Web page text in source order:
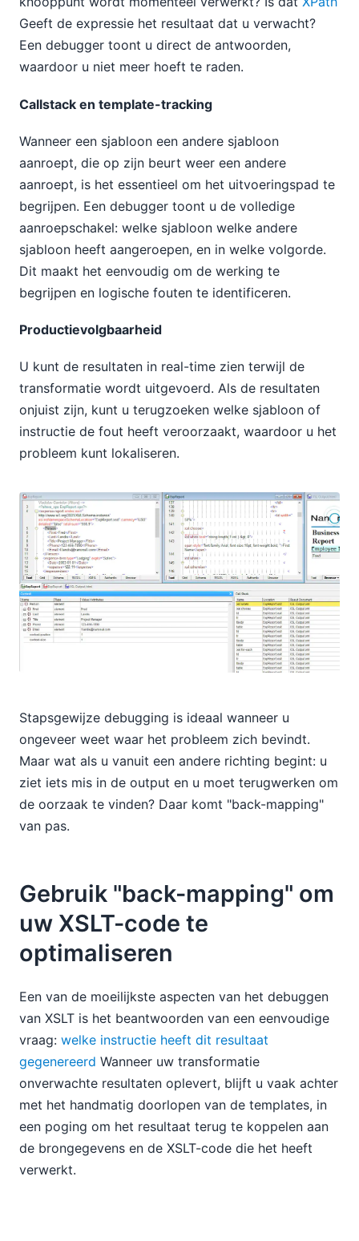
Geeft de expressie het resultaat dat u verwacht?
Een debugger toont u direct de antwoorden,
waardoor u niet meer hoeft te raden.
Callstack en template-tracking
Wanneer een sjabloon een andere sjabloon
aanroept, die op zijn beurt weer een andere
aanroept, is het essentieel om het uitvoeringspad te
begrijpen. Een debugger toont u de volledige
aanroepschakel: welke sjabloon welke andere
sjabloon heeft aangeroepen, en in welke volgorde.
Dit maakt het eenvoudig om de werking te
begrijpen en logische fouten te identificeren.
Productievolgbaarheid
U kunt de resultaten in real-time zien terwijl de
transformatie wordt uitgevoerd. Als de resultaten
onjuist zijn, kunt u terugzoeken welke sjabloon of
instructie de fout heeft veroorzaakt, waardoor u het
probleem kunt lokaliseren.
Stapsgewijze debugging is ideaal wanneer u
ongeveer weet waar het probleem zich bevindt.
Maar wat als u vanuit een andere richting begint: u
ziet iets mis in de output en u moet terugwerken om
de oorzaak te vinden? Daar komt "back-mapping"
van pas.
Gebruik "back-mapping" om
uw XSLT-code te
optimaliseren
Een van de moeilijkste aspecten van het debuggen
van XSLT is het beantwoorden van een eenvoudige
vraag: welke instructie heeft dit resultaat
gegenereerd Wanneer uw transformatie
onverwachte resultaten oplevert, blijft u vaak achter
met het handmatig doorlopen van de templates, in
een poging om het resultaat terug te koppelen aan
de brongegevens en de XSLT-code die het heeft
verwerkt.